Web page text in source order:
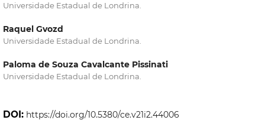
Universidade Estadual de Londrina.
Raquel Gvozd
Universidade Estadual de Londrina.
Paloma de Souza Cavalcante Pissinati
Universidade Estadual de Londrina.
DOI: https://doi.org/10.5380/ce.v21i2.44006